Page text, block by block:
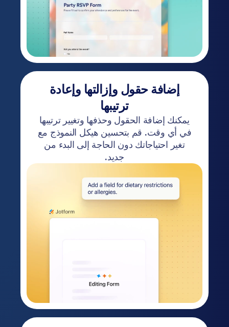
إضافة حقول وإزالتها وإعادة
ترتيبها
يمكنك إضافة الحقول وحذفها وتغيير ترتيبها
في أي وقت. قم بتحسين هيكل النموذج مع
تغير احتياجاتك دون الحاجة إلى البدء من
جديد.